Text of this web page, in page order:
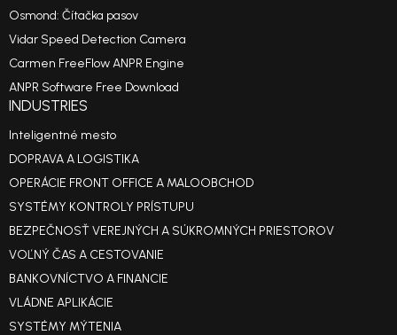
Osmond: Čítačka pasov
Vidar Speed Detection Camera
Carmen FreeFlow ANPR Engine
ANPR Software Free Download
INDUSTRIES
Inteligentné mesto
DOPRAVA A LOGISTIKA
OPERÁCIE FRONT OFFICE A MALOOBCHOD
SYSTÉMY KONTROLY PRÍSTUPU
BEZPEČNOSŤ VEREJNÝCH A SÚKROMNÝCH PRIESTOROV
VOĽNÝ ČAS A CESTOVANIE
BANKOVNÍCTVO A FINANCIE
VLÁDNE APLIKÁCIE
SYSTÉMY MÝTENIA